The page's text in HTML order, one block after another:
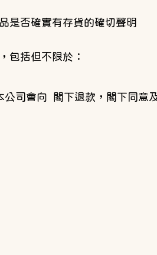
是否確實有存貨的確切聲明
包括但不限於：
司會向 閣下退款，閣下同意